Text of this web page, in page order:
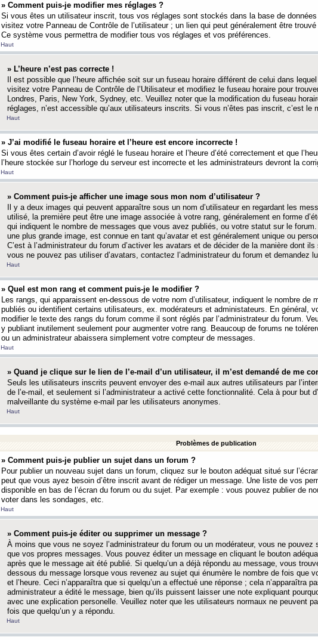
» Comment puis-je modifier mes réglages ?
Si vous êtes un utilisateur inscrit, tous vos réglages sont stockés dans la base de
visitez votre Panneau de Contrôle de l’utilisateur ; un lien qui peut généralement être
Ce système vous permettra de modifier tous vos réglages et vos préférences.
Haut
» L’heure n’est pas correcte !
Il est possible que l’heure affichée soit sur un fuseau horaire différent de celui dans
visitez votre Panneau de Contrôle de l’Utilisateur et modifiez le fuseau horaire pour
Londres, Paris, New York, Sydney, etc. Veuillez noter que la modification du fuseau
réglages, n’est accessible qu’aux utilisateurs inscrits. Si vous n’êtes pas inscrit, c’est le
Haut
» J’ai modifié le fuseau horaire et l’heure est encore incorrecte !
Si vous êtes certain d’avoir réglé le fuseau horaire et l’heure d’été correctement et que
l’heure stockée sur l’horloge du serveur est incorrecte et les administrateurs devront la
Haut
» Comment puis-je afficher une image sous mon nom d’utilisateur ?
Il y a deux images qui peuvent apparaître sous un nom d’utilisateur en regardant les
utilisé, la première peut être une image associée à votre rang, généralement en forme
qui indiquent le nombre de messages que vous avez publiés, ou votre statut sur le
une plus grande image, est connue en tant qu’avatar et est généralement unique ou
C’est à l’administrateur du forum d’activer les avatars et de décider de la manière dont
vous ne pouvez pas utiliser d’avatars, contactez l’administrateur du forum et demandez
Haut
» Quel est mon rang et comment puis-je le modifier ?
Les rangs, qui apparaissent en-dessous de votre nom d’utilisateur, indiquent le nombre de
publiés ou identifient certains utilisateurs, ex. modérateurs et administateurs. En général,
modifier le texte des rangs du forum comme il sont réglés par l’administrateur du forum.
y publiant inutilement seulement pour augmenter votre rang. Beaucoup de forums ne
ou un administrateur abaissera simplement votre compteur de messages.
Haut
» Quand je clique sur le lien de l’e-mail d’un utilisateur, il m’est demandé de me
Seuls les utilisateurs inscrits peuvent envoyer des e-mail aux autres utilisateurs par
de l’e-mail, et seulement si l’administrateur a activé cette fonctionnalité. Cela à pour but
malveillante du système e-mail par les utilisateurs anonymes.
Haut
Problèmes de publication
» Comment puis-je publier un sujet dans un forum ?
Pour publier un nouveau sujet dans un forum, cliquez sur le bouton adéquat situé sur
peut que vous ayez besoin d’être inscrit avant de rédiger un message. Une liste de vos
disponible en bas de l’écran du forum ou du sujet. Par exemple : vous pouvez publier de
voter dans les sondages, etc.
Haut
» Comment puis-je éditer ou supprimer un message ?
À moins que vous ne soyez l’administrateur du forum ou un modérateur, vous ne pouvez
que vos propres messages. Vous pouvez éditer un message en cliquant le bouton
après que le message ait été publié. Si quelqu’un a déjà répondu au message, vous
dessous du message lorsque vous revenez au sujet qui énumère le nombre de fois que
et l’heure. Ceci n’apparaîtra que si quelqu’un a effectué une réponse ; cela n’apparaîtra
administrateur a édité le message, bien qu’ils puissent laisser une note expliquant
avec une explication personelle. Veuillez noter que les utilisateurs normaux ne peuvent
fois que quelqu’un y a répondu.
Haut